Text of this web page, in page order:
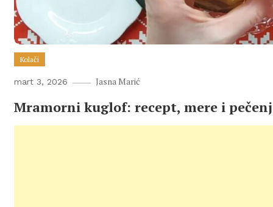
Kolači
mart 3, 2026 Jasna Marić
Mramorni kuglof: recept, mere i